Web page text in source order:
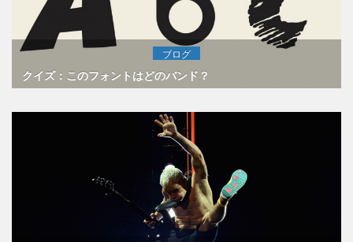
ブログ
クイズ：このフォントはどのバンド？